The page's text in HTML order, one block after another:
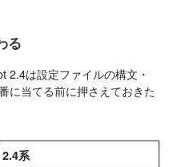
る
2.4は設定ファイルの構文・
に当てる前に押さえておきた
2.4系